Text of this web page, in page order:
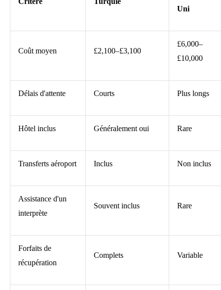
Uni
Coût moyen £2,100–£3,100
£6,000–
£10,000
Délais d'attente Courts Plus longs
Hôtel inclus Généralement oui Rare
Transferts aéroport Inclus Non inclus
Assistance d'un
interprète
Souvent inclus Rare
Forfaits de
récupération
Complets Variable